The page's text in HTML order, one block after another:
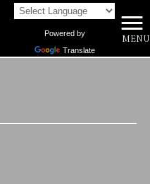
Powered by
Translate
MENU
XV | 株式会社向島自動車用品製作所